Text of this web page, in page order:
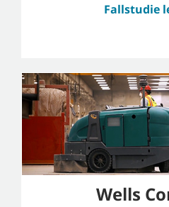
Fallstudie
Wells